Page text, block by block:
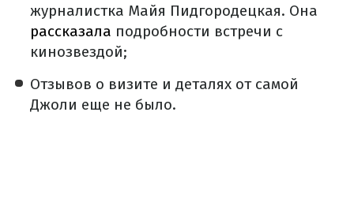
журналистка Майя Пидгородецкая. Она
рассказала подробности встречи с
кинозвездой;
Отзывов о визите и деталях от самой
Джоли еще не было.